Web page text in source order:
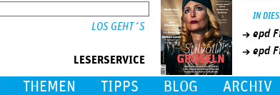
LESERSERVICE
IN
epd
epd
THEMEN TIPPS BLOG ARCHIV